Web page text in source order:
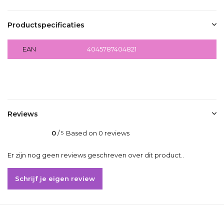
Productspecificaties
EAN 4045787404821
Reviews
0/5 Based on 0 reviews
Er zijn nog geen reviews geschreven over dit product..
Schrijf je eigen review